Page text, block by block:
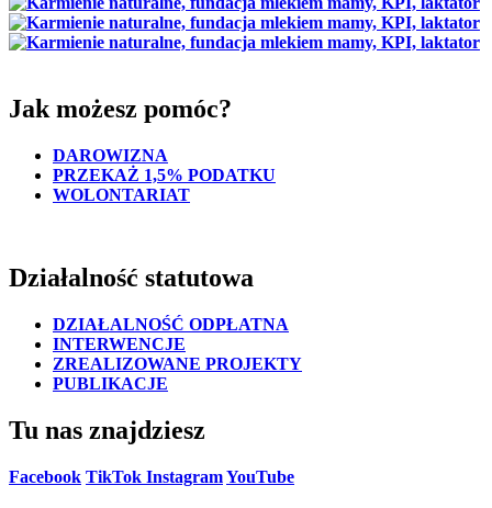
Jak możesz pomóc?
DAROWIZNA
PRZEKAŻ 1,5% PODATKU
WOLONTARIAT
Działalność statutowa
DZIAŁALNOŚĆ ODPŁATNA
INTERWENCJE
ZREALIZOWANE PROJEKTY
PUBLIKACJE
Tu nas znajdziesz
Facebook TikTok InstagramYouTube